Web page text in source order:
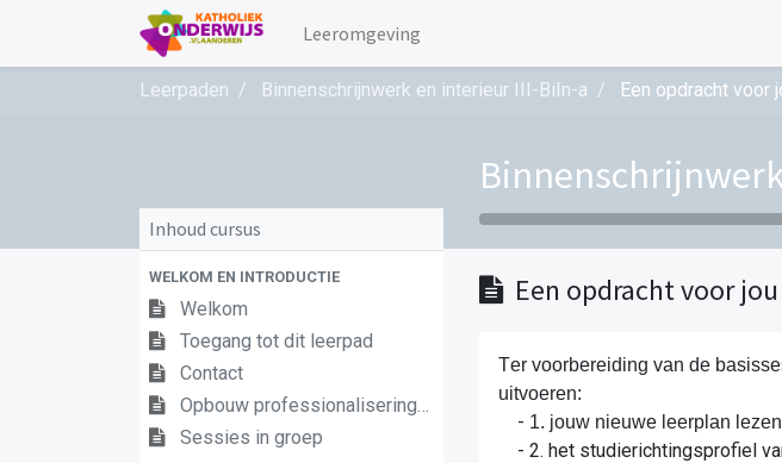
Leeromgeving
Leerpaden Binnenschrijnwerk en interieur III-BiIn-a Een opdracht voor
Inhoud cursus
WELKOM EN INTRODUCTIE
Welkom
Toegang tot dit leerpad
Contact
Opbouw professionaliseringstraject
Sessies in groep
Een opdracht voor
Ter voorbereiding van de
uitvoeren:
- 1. jouw nieuwe leerplan
- 2. het studierichtingsprofiel